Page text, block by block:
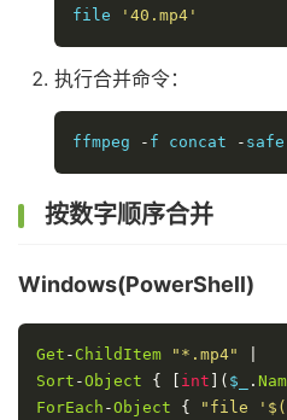
file
'40.mp4'
执行合并命令：
ffmpeg
- f concat - safe
按数字顺序合并
Windows(PowerShell)
Get - ChildItem "*.mp4"
Sort -Object { int ]( $_ .
ForEach -Object { "file